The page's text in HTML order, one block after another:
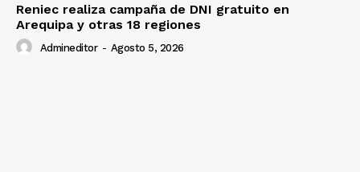
Reniec realiza campaña de DNI gratuito en
Arequipa y otras 18 regiones
Admineditor - Agosto 5, 2026